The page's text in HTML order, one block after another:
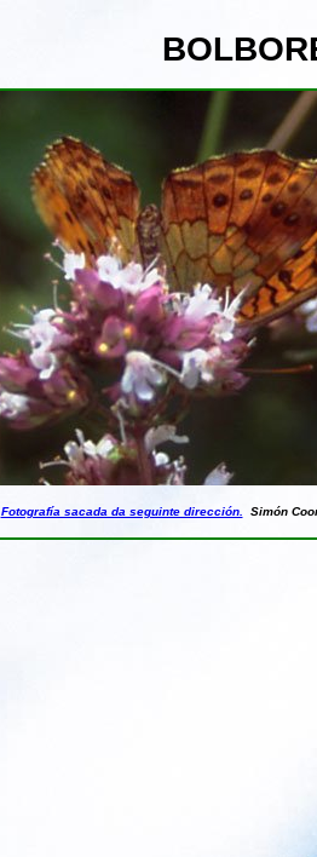
Fotografía sacada da seguinte dirección. Simón